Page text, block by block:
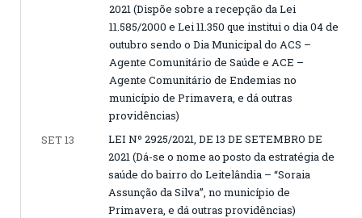
2021 (Dispõe sobre a recepção da Lei
11.585/2000 e Lei 11.350 que institui o dia 04 de
outubro sendo o Dia Municipal do ACS –
Agente Comunitário de Saúde e ACE –
Agente Comunitário de Endemias no
município de Primavera, e dá outras
providências)
SET 13
LEI Nº 2925/2021, DE 13 DE SETEMBRO DE
2021 (Dá-se o nome ao posto da estratégia de
saúde do bairro do Leitelândia – “Soraia
Assunção da Silva”, no município de
Primavera, e dá outras providências)